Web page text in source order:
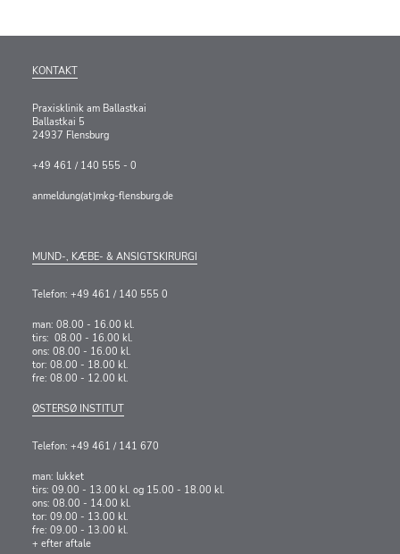
KONTAKT
Praxisklinik am Ballastkai
Ballastkai 5
24937 Flensburg
+49 461 / 140 555 - 0
anmeldung(at)mkg-flensburg.de
MUND-, KÆBE- & ANSIGTSKIRURGI
Telefon: +49 461 / 140 555 0
man: 08.00 - 16.00 kl.
tirs: 08.00 - 16.00 kl.
ons: 08.00 - 16.00 kl.
tor: 08.00 - 18.00 kl.
fre: 08.00 - 12.00 kl.
ØSTERSØ INSTITUT
Telefon: +49 461 / 141 670
man: lukket
tirs: 09.00 - 13.00 kl. og 15.00 - 18.00 kl.
ons: 08.00 - 14.00 kl.
tor: 09.00 - 13.00 kl.
fre: 09.00 - 13.00 kl.
+ efter aftale